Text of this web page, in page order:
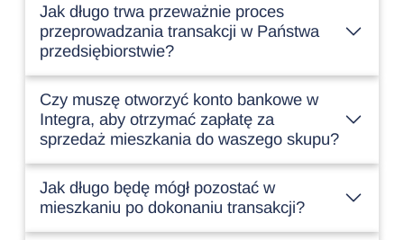
Jak długo trwa przeważnie proces
przeprowadzania transakcji w Państwa
przedsiębiorstwie?
Czy muszę otworzyć konto bankowe w
Integra, aby otrzymać zapłatę za
sprzedaż mieszkania do waszego skupu?
Jak długo będę mógł pozostać w
mieszkaniu po dokonaniu transakcji?